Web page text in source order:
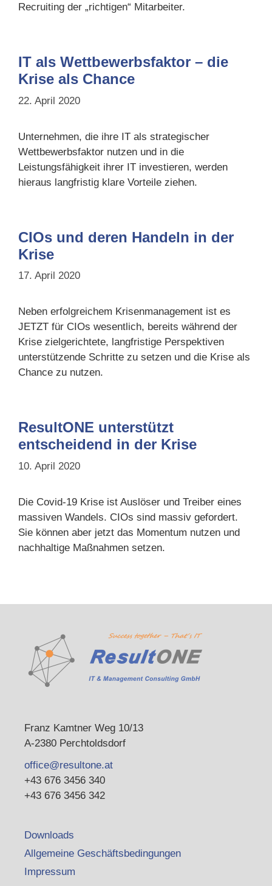
Recruiting der „richtigen“ Mitarbeiter.
IT als Wettbewerbsfaktor – die
Krise als Chance
22. April 2020
Unternehmen, die ihre IT als strategischer
Wettbewerbsfaktor nutzen und in die
Leistungsfähigkeit ihrer IT investieren, werden
hieraus langfristig klare Vorteile ziehen.
CIOs und deren Handeln in der
Krise
17. April 2020
Neben erfolgreichem Krisenmanagement ist es
JETZT für CIOs wesentlich, bereits während der
Krise zielgerichtete, langfristige Perspektiven
unterstützende Schritte zu setzen und die Krise als
Chance zu nutzen.
ResultONE unterstützt
entscheidend in der Krise
10. April 2020
Die Covid-19 Krise ist Auslöser und Treiber eines
massiven Wandels. CIOs sind massiv gefordert.
Sie können aber jetzt das Momentum nutzen und
nachhaltige Maßnahmen setzen.
Franz Kamtner Weg 10/13
A-2380 Perchtoldsdorf
office@resultone.at
+43 676 3456 340
+43 676 3456 342
Downloads
Allgemeine Geschäftsbedingungen
Impressum